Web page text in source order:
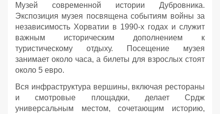
Музей современной истории Дубровника.
Экспозиция музея посвящена событиям войны за
независимость Хорватии в 1990-х годах и служит
важным историческим дополнением к
туристическому отдыху. Посещение музея
занимает около часа, а билеты для взрослых стоят
около 5 евро.
Вся инфраструктура вершины, включая рестораны
и смотровые площадки, делает Срдж
универсальным местом, сочетающим историю,